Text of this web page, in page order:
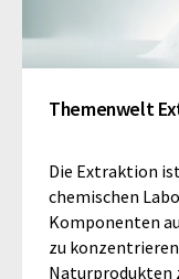
Themenwelt
Die Extraktion
chemischen
Komponenten
zu
Naturprodukten